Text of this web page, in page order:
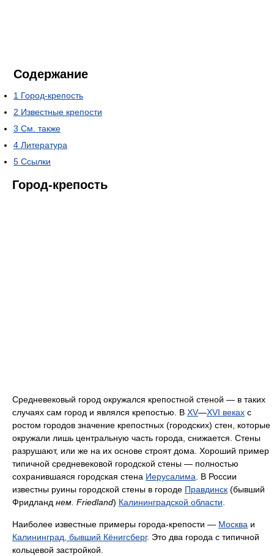
Содержание
1 Город-крепость
2 Известные крепости
3 См. также
4 Литература
5 Ссылки
Город-крепость
Средневековый город окружался крепостной стеной — в таких
случаях сам город и являлся крепостью. В XV—XVI веках с
ростом городов значение крепостных (городских) стен, которые
окружали лишь центральную часть города, снижается. Стены
разрушают, или же на их основе строят дома. Хороший пример
типичной средневековой городской стены — полностью
сохранившаяся городская стена Иерусалима . В России
известны руины городской стены в городе Правдинск (бывший
Фридланд нем. Friedland) Калининградской области
Наиболее известные примеры города-крепости — Москва и
Калининград, бывший Кёнигсберг. Это два города с типичной
кольцевой застройкой.